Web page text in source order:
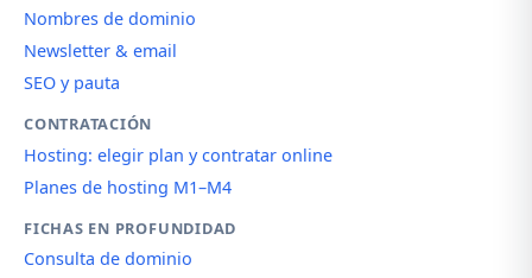
Nombres de dominio
Newsletter & email
SEO y pauta
CONTRATACIÓN
Hosting: elegir plan y contratar online
Planes de hosting M1–M4
FICHAS EN PROFUNDIDAD
Consulta de dominio